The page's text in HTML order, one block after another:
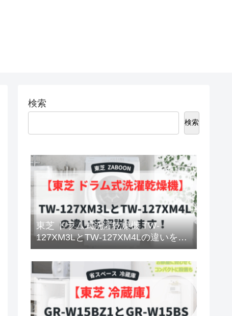
検索
検索
東芝 ドラム式洗濯乾燥機 TW-
127XM3LとTW-127XM4Lの違いを解
説します！